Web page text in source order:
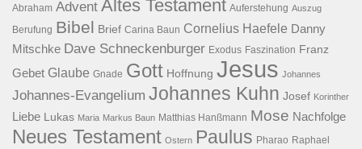
Abraham Advent Altes Testament Auferstehung Auszug
Berufung Bibel Brief Carina Baun Cornelius Haefele Danny
Mitschke Dave Schneckenburger Exodus Faszination Franz
Gebet Glaube Gnade Gott Hoffnung Jesus Johannes
Johannes-Evangelium Johannes Kuhn Josef Korinther
Liebe Lukas Maria Markus Baun Matthias Hanßmann Mose Nachfolge
Neues Testament Ostern Paulus Pharao Raphael